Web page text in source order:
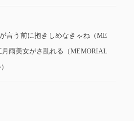
言う前に抱きしめなきゃね（ME
雨美女がさ乱れる（MEMORIAL